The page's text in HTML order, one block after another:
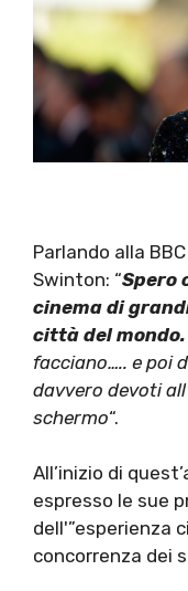
Parlando alla
Swinton: “Spero
cinema di
città del mondo.
facciano….. e poi
davvero devoti
schermo“.
All’inizio di
espresso le sue
dell'”esperienza
concorrenza dei